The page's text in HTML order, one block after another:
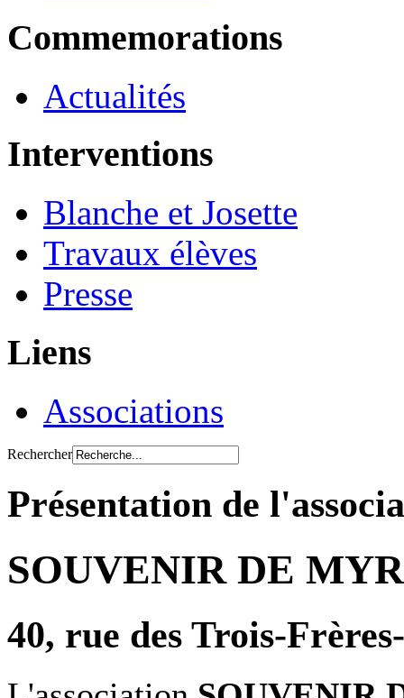
Commemorations
Actualités
Interventions
Blanche et Josette
Travaux élèves
Presse
Liens
Associations
Rechercher
Présentation de
SOUVENIR DE
40, rue des Trois-